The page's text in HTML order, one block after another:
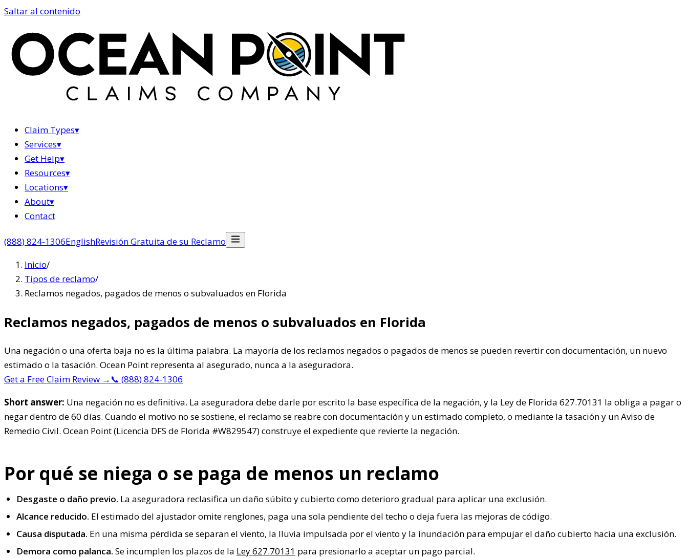
Saltar al contenido
Claim Types▾
Services▾
Get Help▾
Resources▾
Locations▾
About▾
Contact
(888) 824-1306EnglishRevisión Gratuita de su Reclamo
Inicio/
Tipos de reclamo/
Reclamos negados, pagados de menos o subvaluados en Florida
Reclamos negados, pagados de menos o subvaluados en Florida
Una negación o una oferta baja no es la última palabra. La mayoría de los reclamos negados o pagados de menos se pueden revertir con documentación, un nuevo
estimado o la tasación. Ocean Point representa al asegurado, nunca a la aseguradora.
Get a Free Claim Review → 📞 (888) 824-1306
Short answer: Una negación no es definitiva. La aseguradora debe darle por escrito la base específica de la negación, y la Ley de Florida 627.70131 la obliga a pagar o
negar dentro de 60 días. Cuando el motivo no se sostiene, el reclamo se reabre con documentación y un estimado completo, o mediante la tasación y un Aviso de
Remedio Civil. Ocean Point (Licencia DFS de Florida #W829547) construye el expediente que revierte la negación.
Por qué se niega o se paga de menos un reclamo
Desgaste o daño previo. La aseguradora reclasifica un daño súbito y cubierto como deterioro gradual para aplicar una exclusión.
Alcance reducido. El estimado del ajustador omite renglones, paga una sola pendiente del techo o deja fuera las mejoras de código.
Causa disputada. En una misma pérdida se separan el viento, la lluvia impulsada por el viento y la inundación para empujar el daño cubierto hacia una exclusión.
Demora como palanca. Se incumplen los plazos de la Ley 627.70131 para presionarlo a aceptar un pago parcial.